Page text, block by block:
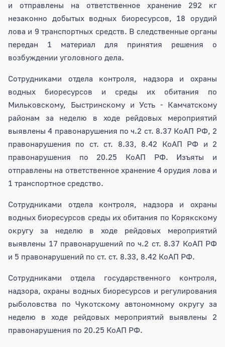
и отправлены на ответственное хранение 292 кг
незаконно добытых водных биоресурсов, 18 орудий
лова и 9 транспортных средств. В следственные органы
передан 1 материал для принятия решения о
возбуждении уголовного дела.
Сотрудниками отдела контроля, надзора и охраны
водных биоресурсов и среды их обитания по
Мильковскому, Быстринскому и Усть - Камчатскому
районам за неделю в ходе рейдовых мероприятий
выявлены 4 правонарушения по ч.2 ст. 8.37 КоАП РФ, 2
правонарушения по ст. ст. 8.33, 8.42 КоАП РФ и 2
правонарушения по 20.25 КоАП РФ. Изъяты и
отправлены на ответственное хранение 4 орудия лова и
1 транспортное средство.
Сотрудниками отдела контроля, надзора и охраны
водных биоресурсов среды их обитания по Корякскому
округу за неделю в ходе рейдовых мероприятий
выявлены 17 правонарушений по ч.2 ст. 8.37 КоАП РФ
и 5 правонарушений по ст. ст. 8.33, 8.42 КоАП РФ.
Сотрудниками отдела государственного контроля,
надзора, охраны водных биоресурсов и регулирования
рыболовства по Чукотскому автономному округу за
неделю в ходе рейдовых мероприятий выявлены 2
правонарушения по 20.25 КоАП РФ.